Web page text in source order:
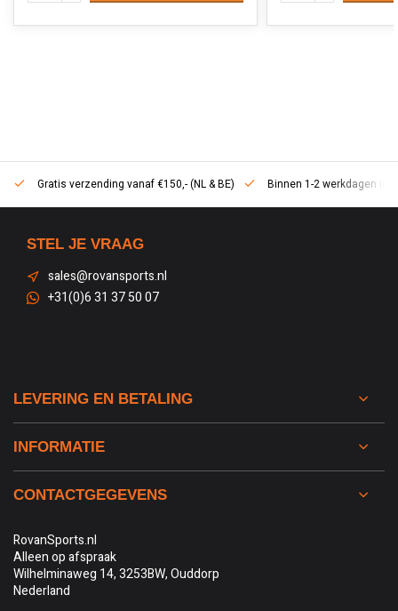
Gratis verzending vanaf €150,- (NL & BE) Binnen 1-2 werkdagen in
STEL JE VRAAG
sales@rovansports.nl
+31(0)6 31 37 50 07
LEVERING EN BETALING
INFORMATIE
CONTACTGEGEVENS
RovanSports.nl
Alleen op afspraak
Wilhelminaweg 14, 3253BW, Ouddorp
Nederland